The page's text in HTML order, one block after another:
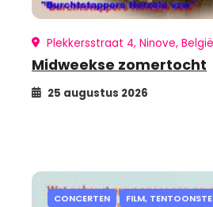
Plekkersstraat 4, Ninove, België
Midweekse zomertocht
25 augustus 2026
CONCERTEN FILM,